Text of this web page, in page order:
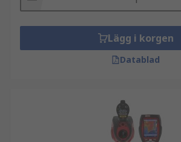
Lägg i korgen
Datablad